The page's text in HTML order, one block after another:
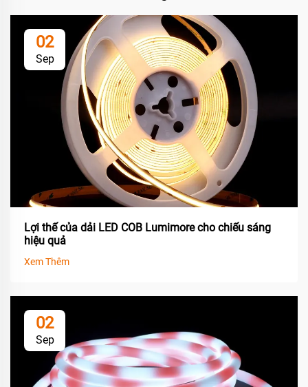
02
Sep
Lợi thế của dải LED COB Lumimore cho chiếu sáng
hiệu quả
Xem Thêm
02
Sep